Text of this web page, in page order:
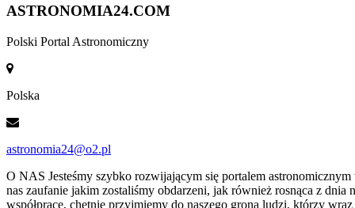
ASTRONOMIA24.COM
Polski Portal Astronomiczny
Polska
astronomia24@o2.pl
O NAS Jesteśmy szybko rozwijającym się portalem
nas zaufanie jakim zostaliśmy obdarzeni, jak również rosnąca z
współpracę, chętnie przyjmiemy do naszego grona ludzi, którzy